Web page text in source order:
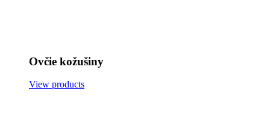
Ovčie kožušiny
View products